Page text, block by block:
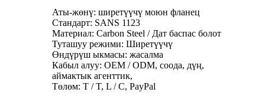
Аты-жөнү: ширетүүчү моюн фланец
Стандарт: SANS 1123
Материал: Carbon Steel / Дат баспас болот
Туташуу режими: Ширетүүчү
Өндүрүш ыкмасы: жасалма
Кабыл алуу: OEM / ODM, соода, дүң,
аймактык агенттик,
Төлөм: T / T, L / C, PayPal